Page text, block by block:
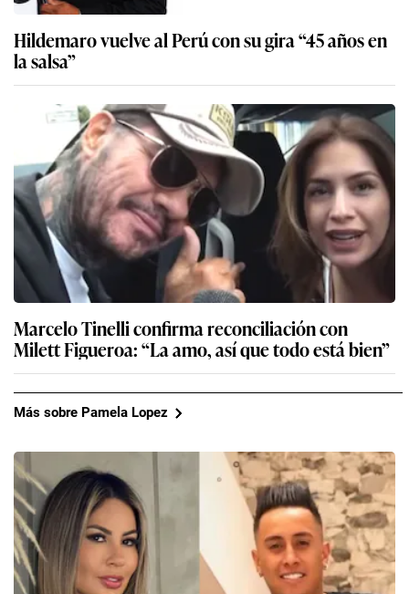
Hildemaro vuelve al Perú con su gira “45 años en
la salsa”
Marcelo Tinelli confirma reconciliación con
Milett Figueroa: “La amo, así que todo está bien”
Más sobre Pamela Lopez